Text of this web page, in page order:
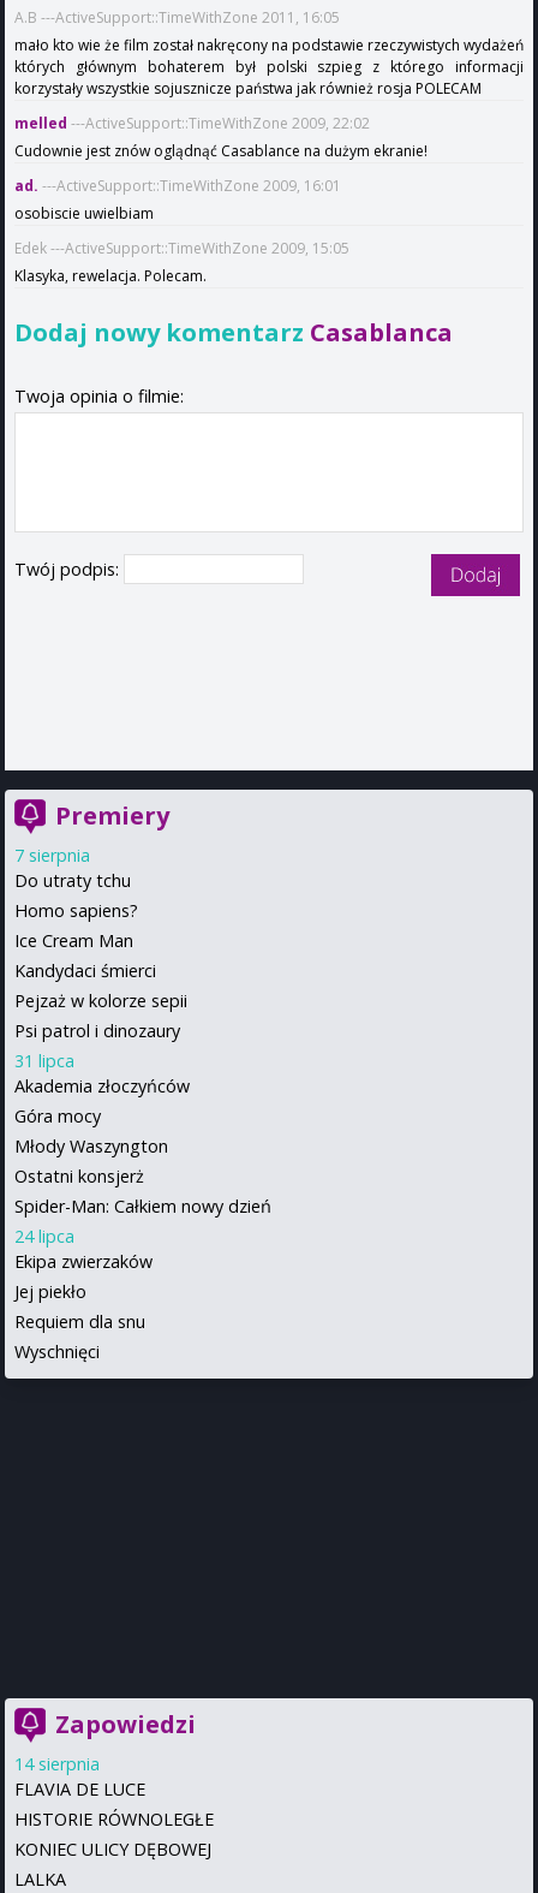
A.B ---ActiveSupport::TimeWithZone 2011, 16:05
mało kto wie że film został nakręcony na podstawie rzeczywistych wydażeń
których głównym bohaterem był polski szpieg z którego informacji
korzystały wszystkie sojusznicze państwa jak również rosja POLECAM
melled ---ActiveSupport::TimeWithZone 2009, 22:02
Cudownie jest znów oglądnąć Casablance na dużym ekranie!
ad. ---ActiveSupport::TimeWithZone 2009, 16:01
osobiscie uwielbiam
Edek ---ActiveSupport::TimeWithZone 2009, 15:05
Klasyka, rewelacja. Polecam.
Dodaj nowy komentarz Casablanca
Twoja opinia o filmie:
Twój podpis:
Premiery
7 sierpnia
Do utraty tchu
Homo sapiens?
Ice Cream Man
Kandydaci śmierci
Pejzaż w kolorze sepii
Psi patrol i dinozaury
31 lipca
Akademia złoczyńców
Góra mocy
Młody Waszyngton
Ostatni konsjerż
Spider-Man: Całkiem nowy dzień
24 lipca
Ekipa zwierzaków
Jej piekło
Requiem dla snu
Wyschnięci
Zapowiedzi
14 sierpnia
FLAVIA DE LUCE
HISTORIE RÓWNOLEGŁE
KONIEC ULICY DĘBOWEJ
LALKA